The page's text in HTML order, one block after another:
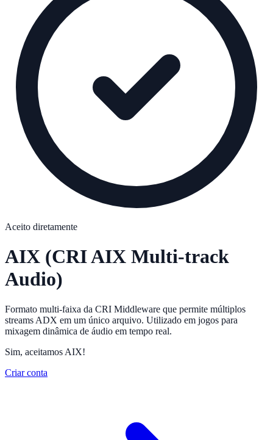
Aceito diretamente
AIX (CRI AIX Multi-track
Audio)
Formato multi-faixa da CRI Middleware que permite múltiplos
streams ADX em um único arquivo. Utilizado em jogos para
mixagem dinâmica de áudio em tempo real.
Sim, aceitamos AIX!
Criar conta